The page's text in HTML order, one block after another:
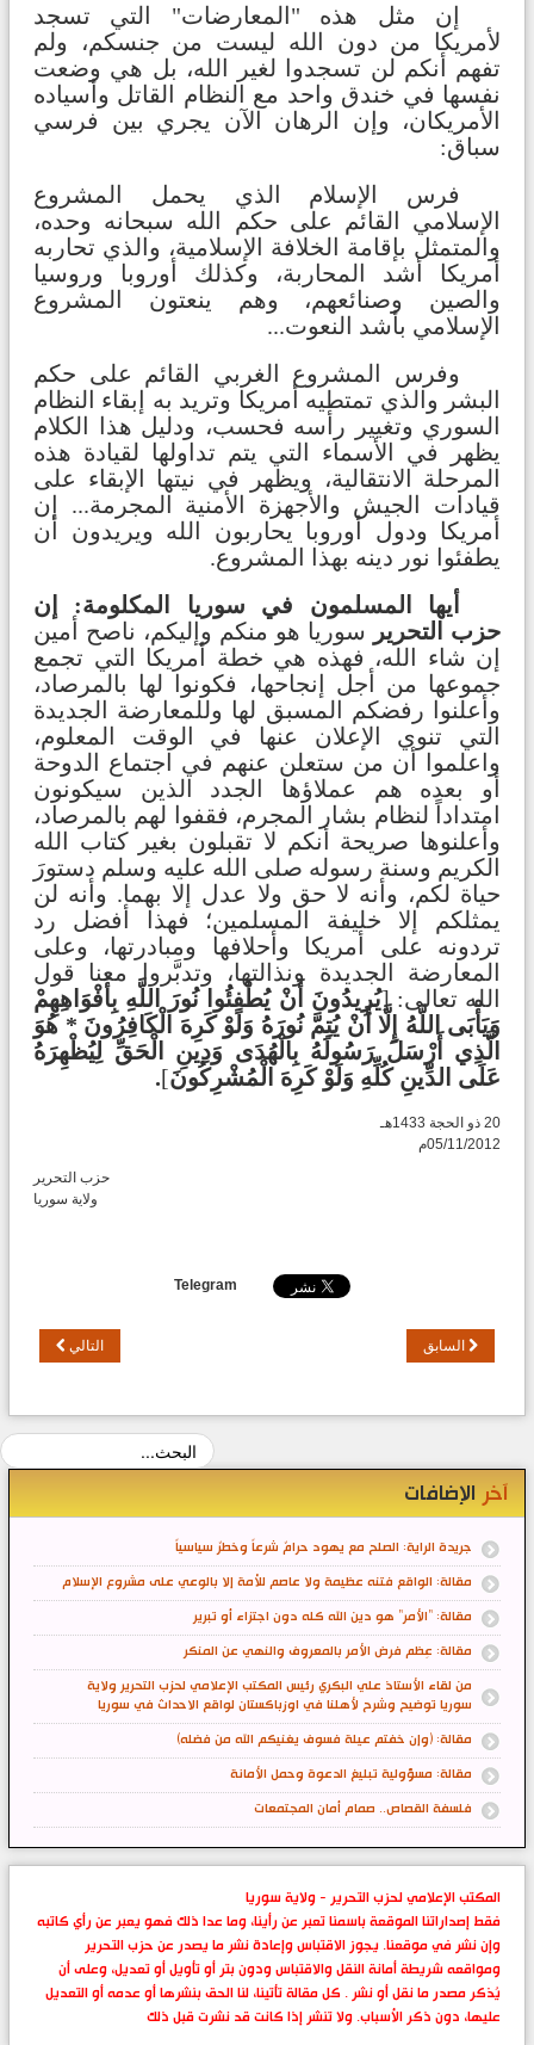
إن مثل هذه "المعارضات" التي تسجد
لأمريكا من دون الله ليست من جنسكم، ولم
تفهم أنكم لن تسجدوا لغير الله، بل هي وضعت
نفسها في خندق واحد مع النظام القاتل وأسياده
الأمريكان، وإن الرهان الآن يجري بين فرسي
سباق:
فرس الإسلام الذي يحمل المشروع
الإسلامي القائم على حكم الله سبحانه وحده،
والمتمثل بإقامة الخلافة الإسلامية، والذي تحاربه
أمريكا أشد المحاربة، وكذلك أوروبا وروسيا
والصين وصنائعهم، وهم ينعتون المشروع
الإسلامي بأشد النعوت...
وفرس المشروع الغربي القائم على حكم
البشر والذي تمتطيه أمريكا وتريد به إبقاء النظام
السوري وتغيير رأسه فحسب، ودليل هذا الكلام
يظهر في الأسماء التي يتم تداولها لقيادة هذه
المرحلة الانتقالية، ويظهر في نيتها الإبقاء على
قيادات الجيش والأجهزة الأمنية المجرمة... إن
أمريكا ودول أوروبا يحاربون الله ويريدون أن
يطفئوا نور دينه بهذا المشروع.
أيها المسلمون في سوريا المكلومة: إن
حزب التحرير سوريا هو منكم وإليكم، ناصح أمين
إن شاء الله، فهذه هي خطة أمريكا التي تجمع
جموعها من أجل إنجاحها، فكونوا لها بالمرصاد،
وأعلنوا رفضكم المسبق لها وللمعارضة الجديدة
التي تنوي الإعلان عنها في الوقت المعلوم،
واعلموا أن من ستعلن عنهم في اجتماع الدوحة
أو بعده هم عملاؤها الجدد الذين سيكونون
امتداداً لنظام بشار المجرم، فقفوا لهم بالمرصاد،
وأعلنوها صريحة أنكم لا تقبلون بغير كتاب الله
الكريم وسنة رسوله صلى الله عليه وسلم دستورَ
حياة لكم، وأنه لا حق ولا عدل إلا بهما. وأنه لن
يمثلكم إلا خليفة المسلمين؛ فهذا أفضل رد
تردونه على أمريكا وأحلافها ومبادرتها، وعلى
المعارضة الجديدة ونذالتها، وتدبَّروا معنا قول
الله تعالى:]يُرِيدُونَ أَنْ يُطْفِئُوا نُورَ اللَّهِ بِأَفْوَاهِهِمْ
وَيَأْبَى اللَّهُ إِلَّا أَنْ يُتِمَّ نُورَهُ وَلَوْ كَرِهَ الْكَافِرُونَ * هُوَ
الَّذِي أَرْسَلَ رَسُولَهُ بِالْهُدَى وَدِينِ الْحَقِّ لِيُظْهِرَهُ
عَلَى الدِّينِ كُلِّهِ وَلَوْ كَرِهَ الْمُشْرِكُونَ[
.
20 ذو الحجة 1433هـ
05/11/2012م
حزب التحرير
ولاية سوريا
Telegram
السابق التالي
آخر الإضافات
جريدة الراية: الصلح مع يهود حرامٌ شرعاً وخطرٌ سياسياً
مقالة: الواقع فتنه عظيمة ولا عاصم للأمة إلا بالوعي على مشروع الإسلام
مقالة: "الأمر" هو دين الله كله دون اجتزاء أو تبرير
مقالة: عِظم فرض الأمر بالمعروف والنهي عن المنكر
من لقاء الأستاذ علي البكري رئيس المكتب الإعلامي لحزب التحرير ولاية
سوريا توضيح وشرح لأهلنا في اوزباكستان لواقع الاحداث في سوريا
مقالة: (وإن خفتم عيلة فسوف يغنيكم الله من فضله)
مقالة: مسؤولية تبليغ الدعوة وحمل الأمانة
فلسفة القصاص.. صمام أمان المجتمعات
المكتب الإعلامي لحزب التحرير - ولاية سوريا
فقط إصداراتنا الموقعة باسمنا تعبر عن رأينا، وما عدا ذلك فهو يعبر عن رأي كاتبه
وإن نشر في موقعنا. يجوز الاقتباس وإعادة نشر ما يصدر عن حزب التحرير
ومواقعه شريطة أمانة النقل والاقتباس ودون بتر أو تأويل أو تعديل، وعلى أن
يُذكر مصدر ما نقل أو نشر . كل مقالة تأتينا، لنا الحق بنشرها أو عدمه أو التعديل
عليها، دون ذكر الأسباب. ولا تنشر إذا كانت قد نشرت قبل ذلك